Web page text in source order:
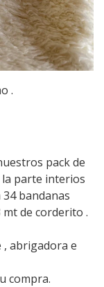
.
pack de
la parte interios
34 bandanas
de corderito .
, abrigadora e
compra.